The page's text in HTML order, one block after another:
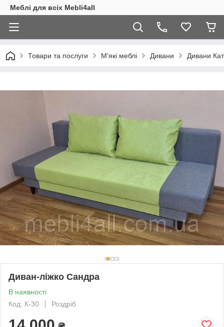
Меблі для всіх Mebli4all
Товари та послуги М'які меблі Дивани Дивани
Диван-ліжко Сандра
В наявності
Код: К-30
Роздріб